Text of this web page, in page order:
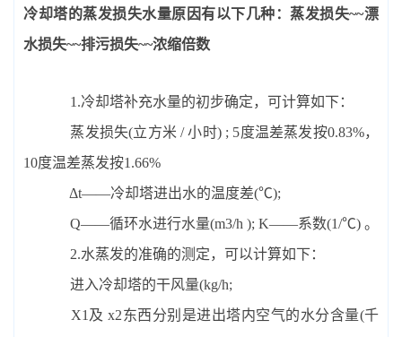
冷却塔的蒸发损失水量原因有以下几种：蒸发损失~~漂
水损失~~排污损失~~浓缩倍数
1.冷却塔补充水量的初步确定，可计算如下：
蒸发损失(立方米 / 小时) ; 5度温差蒸发按0.83%，
10度温差蒸发按1.66%
Δt――冷却塔进出水的温度差(℃);
Q――循环水进行水量(m3/h ); K――系数(1/℃) 。
2.水蒸发的准确的测定，可以计算如下：
进入冷却塔的干风量(kg/h;
X1及 x2东西分别是进出塔内空气的水分含量(千